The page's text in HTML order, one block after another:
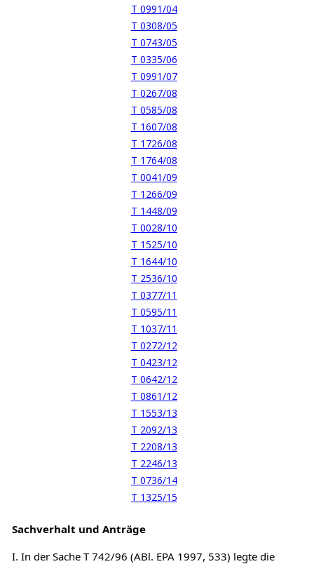
T 0991/04
T 0308/05
T 0743/05
T 0335/06
T 0991/07
T 0267/08
T 0585/08
T 1607/08
T 1726/08
T 1764/08
T 0041/09
T 1266/09
T 1448/09
T 0028/10
T 1525/10
T 1644/10
T 2536/10
T 0377/11
T 0595/11
T 1037/11
T 0272/12
T 0423/12
T 0642/12
T 0861/12
T 1553/13
T 2092/13
T 2208/13
T 2246/13
T 0736/14
T 1325/15
Sachverhalt und Anträge
I. In der Sache T 742/96 (ABl. EPA 1997, 533) legte die